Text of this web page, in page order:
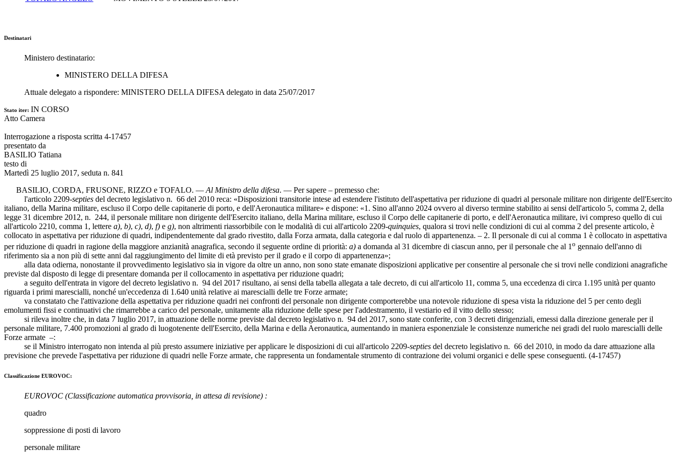
Destinatari
Ministero destinatario:
MINISTERO DELLA DIFESA
Attuale delegato a rispondere: MINISTERO DELLA DIFESA delegato in data 25/07/2017
Stato iter: IN CORSO
Atto Camera
Interrogazione a risposta scritta 4-17457
presentato da
BASILIO Tatiana
testo di
Martedì 25 luglio 2017, seduta n. 841
BASILIO, CORDA, FRUSONE, RIZZO e TOFALO. — Al Ministro della difesa. — Per sapere – premesso che:
l'articolo 2209-septies del decreto legislativo n. 66 del 2010 reca: «Disposizioni transitorie intese ad estendere l'istituto dell'aspettativa per riduzione di quadri al personale militare non dirigente dell'Esercito
italiano, della Marina militare, escluso il Corpo delle capitanerie di porto, e dell'Aeronautica militare» e dispone: «1. Sino all'anno 2024 ovvero al diverso termine stabilito ai sensi dell'articolo 5, comma 2, della
legge 31 dicembre 2012, n. 244, il personale militare non dirigente dell'Esercito italiano, della Marina militare, escluso il Corpo delle capitanerie di porto, e dell'Aeronautica militare, ivi compreso quello di cui
all'articolo 2210, comma 1, lettere a), b), c), d), f) e g), non altrimenti riassorbibile con le modalità di cui all'articolo 2209-quinquies, qualora si trovi nelle condizioni di cui al comma 2 del presente articolo, è
collocato in aspettativa per riduzione di quadri, indipendentemente dal grado rivestito, dalla Forza armata, dalla categoria e dal ruolo di appartenenza. – 2. Il personale di cui al comma 1 è collocato in aspettativa
per riduzione di quadri in ragione della maggiore anzianità anagrafica, secondo il seguente ordine di priorità: a) a domanda al 31 dicembre di ciascun anno, per il personale che al 1 o gennaio dell'anno di
riferimento sia a non più di sette anni dal raggiungimento del limite di età previsto per il grado e il corpo di appartenenza»;
alla data odierna, nonostante il provvedimento legislativo sia in vigore da oltre un anno, non sono state emanate disposizioni applicative per consentire al personale che si trovi nelle condizioni anagrafiche
previste dal disposto di legge di presentare domanda per il collocamento in aspettativa per riduzione quadri;
a seguito dell'entrata in vigore del decreto legislativo n. 94 del 2017 risultano, ai sensi della tabella allegata a tale decreto, di cui all'articolo 11, comma 5, una eccedenza di circa 1.195 unità per quanto
riguarda i primi marescialli, nonché un'eccedenza di 1.640 unità relative ai marescialli delle tre Forze armate;
va constatato che l'attivazione della aspettativa per riduzione quadri nei confronti del personale non dirigente comporterebbe una notevole riduzione di spesa vista la riduzione del 5 per cento degli
emolumenti fissi e continuativi che rimarrebbe a carico del personale, unitamente alla riduzione delle spese per l'addestramento, il vestiario ed il vitto dello stesso;
si rileva inoltre che, in data 7 luglio 2017, in attuazione delle norme previste dal decreto legislativo n. 94 del 2017, sono state conferite, con 3 decreti dirigenziali, emessi dalla direzione generale per il
personale militare, 7.400 promozioni al grado di luogotenente dell'Esercito, della Marina e della Aeronautica, aumentando in maniera esponenziale le consistenze numeriche nei gradi del ruolo marescialli delle
Forze armate –:
se il Ministro interrogato non intenda al più presto assumere iniziative per applicare le disposizioni di cui all'articolo 2209-septies del decreto legislativo n. 66 del 2010, in modo da dare attuazione alla
previsione che prevede l'aspettativa per riduzione di quadri nelle Forze armate, che rappresenta un fondamentale strumento di contrazione dei volumi organici e delle spese conseguenti. (4-17457)
Classificazione EUROVOC:
EUROVOC (Classificazione automatica provvisoria, in attesa di revisione) :
quadro
soppressione di posti di lavoro
personale militare